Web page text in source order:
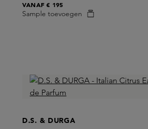
Sample toevoegen
VANAF€ 195
D.S. & DURGA